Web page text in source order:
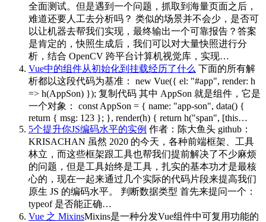
全面测试。但是遇到一个问题，抓取到海量页面之后，
难道还要人工去分析吗？ 类似的场景并不会少，是否可
以让机器去帮我们实现，最终输出一个可靠报告？答案
是肯定的，快照生成后，我们可以对大量快照进行分
析，结合 OpenCV 跨平台计算机视觉库，实现…
Vue中的组件从初始化到挂载经历了什么 下面的所有解
析都以这段代码为基准： new Vue({ el: "#app", render: h
=> h(AppSon) }); 复制代码 其中 AppSon 就是组件，它是
一个对象： const AppSon = { name: "app-son", data() {
return { msg: 123 }; }, render(h) { return h("span", [this…
5个提升你JS编码水平的实例 作者：陈大鱼头 github：
KRISACHAN 虽然 2020 的今天，各种前端框架、工具
林立，而这些框架跟工具也帮我们提前解决了不少麻烦
的问题，但是工具始终是工具，扎实的基本功才是最核
心的，现在一起来通过几个实际的代码片段来提高我们
原生 JS 的编码水平。 判断数据类型 首先来提问一个：
typeof 是否能正确…
Vue 之 MixinsMixins是一种分发Vue组件中可复用功能的